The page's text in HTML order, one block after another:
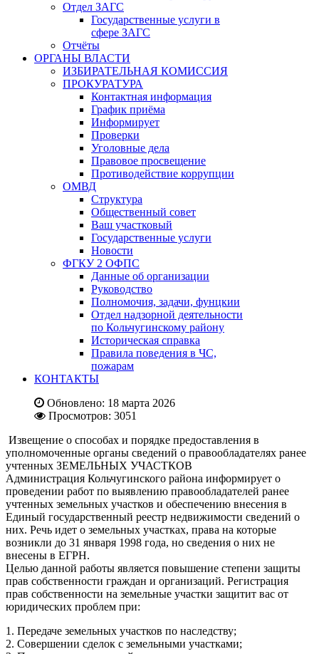
Отдел ЗАГС
Государственные услуги в
сфере ЗАГС
Отчёты
ОРГАНЫ ВЛАСТИ
ИЗБИРАТЕЛЬНАЯ КОМИССИЯ
ПРОКУРАТУРА
Контактная информация
График приёма
Информирует
Проверки
Уголовные дела
Правовое просвещение
Противодействие коррупции
ОМВД
Структура
Общественный совет
Ваш участковый
Государственные услуги
Новости
ФГКУ 2 ОФПС
Данные об организации
Руководство
Полномочия, задачи, фунцкии
Отдел надзорной деятельности
по Кольчугинскому району
Историческая справка
Правила поведения в ЧС,
пожарам
КОНТАКТЫ
Обновлено: 18 марта 2026
Просмотров: 3051
Извещение о способах и порядке предоставления в
уполномоченные органы сведений о правообладателях ранее
учтенных ЗЕМЕЛЬНЫХ УЧАСТКОВ
Администрация Кольчугинского района информирует о
проведении работ по выявлению правообладателей ранее
учтенных земельных участков и обеспечению внесения в
Единый государственный реестр недвижимости сведений о
них. Речь идет о земельных участках, права на которые
возникли до 31 января 1998 года, но сведения о них не
внесены в ЕГРН.
Целью данной работы является повышение степени защиты
прав собственности граждан и организаций. Регистрация
прав собственности на земельные участки защитит вас от
юридических проблем при:
1. Передаче земельных участков по наследству;
2. Совершении сделок с земельными участками;